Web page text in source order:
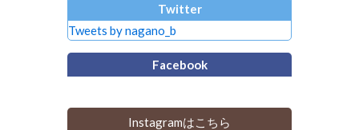
Twitter
Tweets by nagano_b
Facebook
Instagramはこちら